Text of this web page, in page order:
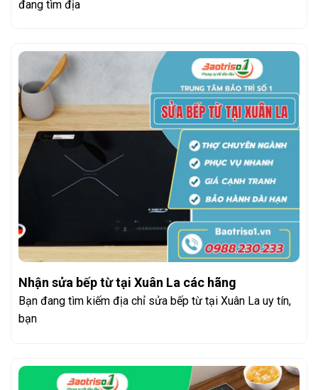
đang tìm địa
Nhận sửa bếp từ tại Xuân La các hãng
Bạn đang tìm kiếm địa chỉ sửa bếp từ tại Xuân La uy tín,
bạn